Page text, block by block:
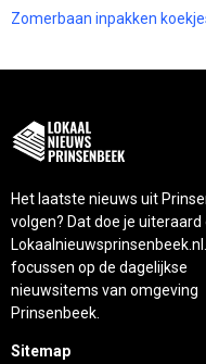
Zomerbaan inpakken
Het laatste nieuws uit
volgen? Dat doe je uiteraard
focussen op de dagelijkse
nieuwsitems van omgeving
Prinsenbeek.
Sitemap